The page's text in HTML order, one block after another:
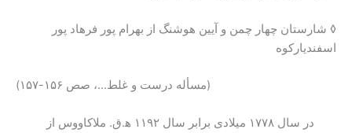
◊ شارستان چهار چمن و آیین هوشنگ از بهرام پور فرهاد پور
اسفندیارکوه
(مسأله درست و غلط…، صص ۱۵۶-۱۵۷)
در سال ۱۷۷۸ میلادی برابر سال ۱۱۹۲ ﮬ.ق. ملاکاووس از